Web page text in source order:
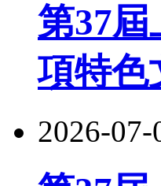
第37
項特色
2026-07-